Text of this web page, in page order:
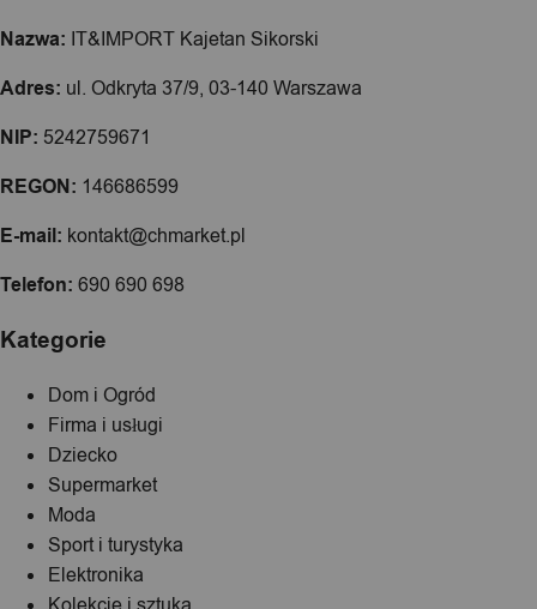
Nazwa: IT&IMPORT Kajetan Sikorski
Adres: ul. Odkryta 37/9, 03-140 Warszawa
NIP: 5242759671
REGON: 146686599
E-mail: kontakt@chmarket.pl
Telefon: 690 690 698
Kategorie
Dom i Ogród
Firma i usługi
Dziecko
Supermarket
Moda
Sport i turystyka
Elektronika